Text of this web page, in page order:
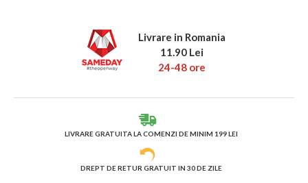
LIVRARE GRATUITA LA COMENZI DE MINIM 199 LEI
DREPT DE RETUR GRATUIT IN 30 DE ZILE
Livrare in Romania
11.90 Lei
24-48 ore